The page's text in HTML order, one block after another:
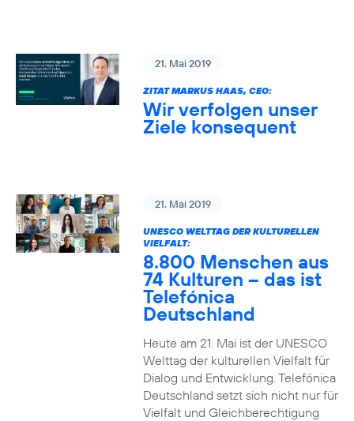
21. Mai 2019
ZITAT MARKUS HAAS, CEO:
Wir verfolgen unser
Ziele konsequent
21. Mai 2019
UNESCO WELTTAG DER KULTURELLEN
VIELFALT:
8.800 Menschen aus
74 Kulturen – das ist
Telefónica
Deutschland
Heute am 21. Mai ist der UNESCO
Welttag der kulturellen Vielfalt für
Dialog und Entwicklung. Telefónica
Deutschland setzt sich nicht nur für
Vielfalt und Gleichberechtigung